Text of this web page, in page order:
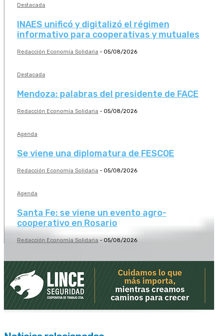
Destacada
INAES unificó y digitalizó el régimen
informativo para cooperativas y mutuales
Redacción Economía Solidaria - 05/08/2026
Destacada
Mendoza: palabras del presidente de FACE
Redacción Economía Solidaria - 05/08/2026
Agenda
Se viene una diplomatura de FESCOE
Redacción Economía Solidaria - 05/08/2026
Agenda
Santa Fe: se viene un evento agro-
cooperativo en Rosario
Redacción Economía Solidaria - 05/08/2026